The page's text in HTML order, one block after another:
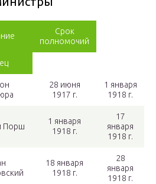
Срок
полномочий
28 июня
1917 г.
1 января
1918 г.
Порш
1 января
1918 г.
17
января
1918 г.
18 января
1918 г.
28
января
1918 г.